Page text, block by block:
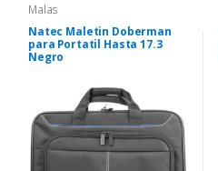
Malas
Natec Maletin Doberman
para Portatil Hasta 17.3
Negro